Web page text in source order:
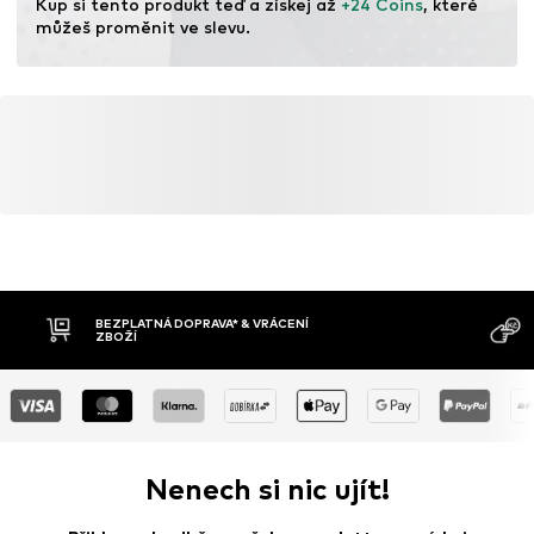
Kup si tento produkt teď a získej až +24 Coins, které
můžeš proměnit ve slevu.
BEZPLATNÁ DOPRAVA* & VRÁCENÍ
ZBOŽÍ
Nenech si nic ujít!